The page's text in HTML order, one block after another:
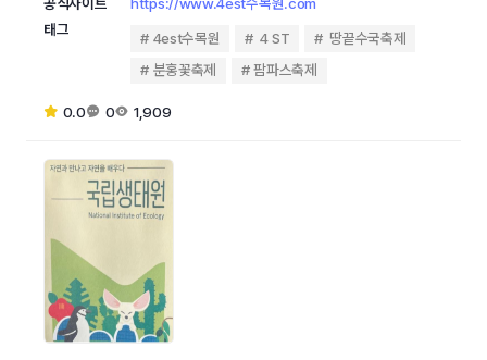
태그
4est수목원 4 ST
땅끝수국축제
분홍꽃축제
팜파스축제
0.0 0 1,909